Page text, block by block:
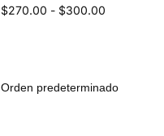
$270.00 - $300.00